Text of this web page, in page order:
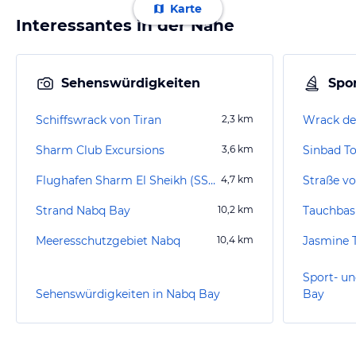
Karte
Interessantes in der Nähe
Sehenswürdigkeiten
Schiffswrack von Tiran 2,3 km
Sharm Club Excursions 3,6 km
Flughafen Sharm El Sheikh (SSH) 4,7 km
Strand Nabq Bay 10,2 km
Meeresschutzgebiet Nabq 10,4 km
Sehenswürdigkeiten in Nabq Bay
Wrack
Sinbad
Straße
Jasmine
Sport-
Bay